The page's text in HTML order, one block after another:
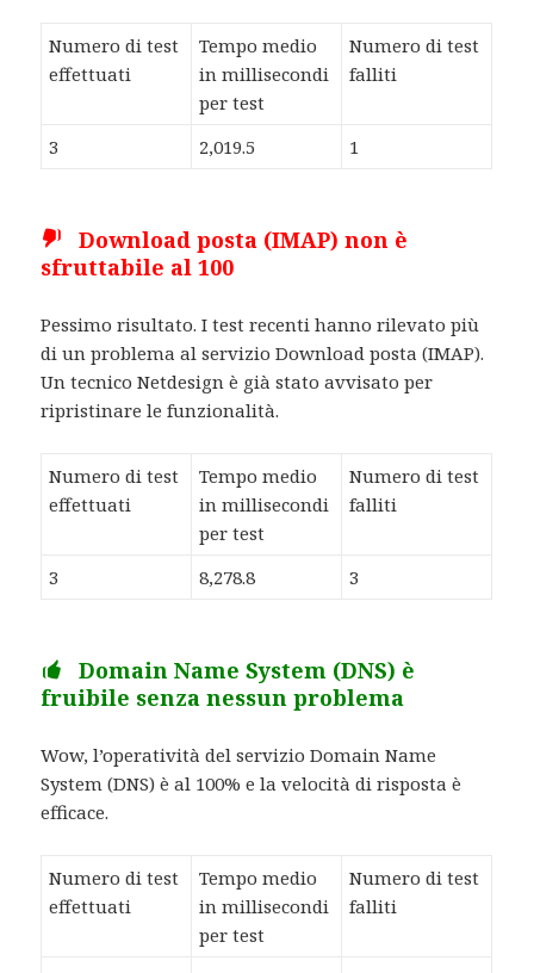
Numero di test
effettuati
Tempo medio
in millisecondi
per test
Numero di test
falliti
3 2,019.5 1
Download posta (IMAP) non è
sfruttabile al 100
Pessimo risultato. I test recenti hanno rilevato più
di un problema al servizio Download posta (IMAP).
Un tecnico Netdesign è già stato avvisato per
ripristinare le funzionalità.
Numero di test
effettuati
Tempo medio
in millisecondi
per test
Numero di test
falliti
3 8,278.8 3
Domain Name System (DNS) è
fruibile senza nessun problema
Wow, l’operatività del servizio Domain Name
System (DNS) è al 100% e la velocità di risposta è
efficace.
Numero di test
effettuati
Tempo medio
in millisecondi
per test
Numero di test
falliti